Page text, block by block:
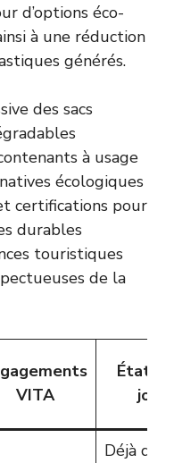
d’options éco-
à une réduction
générés.
des sacs
à usage
écologiques
certifications pour
durables
touristiques
de la
VITA
État à
jour
Déjà des